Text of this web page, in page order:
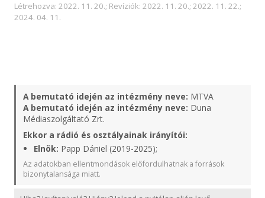
Létrehozva: 2022. 11. 20.; Revíziók: 2022. 11. 20.; 2022. 11. 22.;
2024. 04. 11.
A bemutató idején az intézmény neve: MTVA
A bemutató idején az intézmény neve: Duna
Médiaszolgáltató Zrt.
Ekkor a rádió és osztályainak irányítói:
Elnök: Papp Dániel (2019-2025);
Az adatokban ellentmondások előfordulhatnak a források
bizonytalansága miatt.